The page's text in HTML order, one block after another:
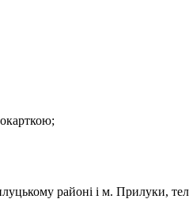
районі і м. Прилуки,